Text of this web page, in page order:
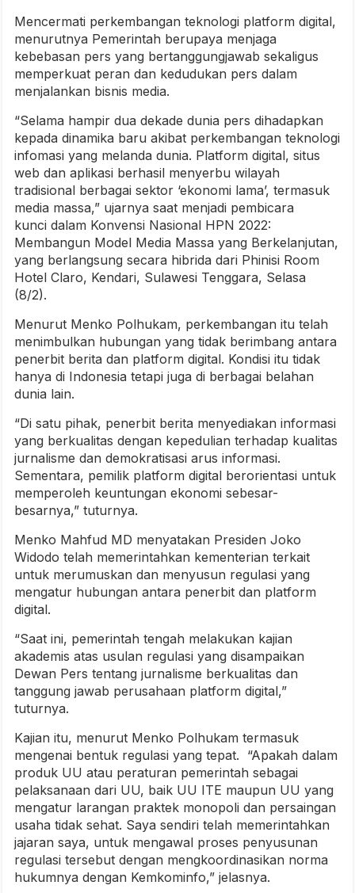
Mencermati perkembangan teknologi platform digital,
menurutnya Pemerintah berupaya menjaga
kebebasan pers yang bertanggungjawab sekaligus
memperkuat peran dan kedudukan pers dalam
menjalankan bisnis media.
“Selama hampir dua dekade dunia pers dihadapkan
kepada dinamika baru akibat perkembangan teknologi
infomasi yang melanda dunia. Platform digital, situs
web dan aplikasi berhasil menyerbu wilayah
tradisional berbagai sektor ‘ekonomi lama’, termasuk
media massa,” ujarnya saat menjadi pembicara
kunci dalam Konvensi Nasional HPN 2022:
Membangun Model Media Massa yang Berkelanjutan,
yang berlangsung secara hibrida dari Phinisi Room
Hotel Claro, Kendari, Sulawesi Tenggara, Selasa
(8/2).
Menurut Menko Polhukam, perkembangan itu telah
menimbulkan hubungan yang tidak berimbang antara
penerbit berita dan platform digital. Kondisi itu tidak
hanya di Indonesia tetapi juga di berbagai belahan
dunia lain.
“Di satu pihak, penerbit berita menyediakan informasi
yang berkualitas dengan kepedulian terhadap kualitas
jurnalisme dan demokratisasi arus informasi.
Sementara, pemilik platform digital berorientasi untuk
memperoleh keuntungan ekonomi sebesar-
besarnya,” tuturnya.
Menko Mahfud MD menyatakan Presiden Joko
Widodo telah memerintahkan kementerian terkait
untuk merumuskan dan menyusun regulasi yang
mengatur hubungan antara penerbit dan platform
digital.
“Saat ini, pemerintah tengah melakukan kajian
akademis atas usulan regulasi yang disampaikan
Dewan Pers tentang jurnalisme berkualitas dan
tanggung jawab perusahaan platform digital,”
tuturnya.
Kajian itu, menurut Menko Polhukam termasuk
mengenai bentuk regulasi yang tepat. “Apakah dalam
produk UU atau peraturan pemerintah sebagai
pelaksanaan dari UU, baik UU ITE maupun UU yang
mengatur larangan praktek monopoli dan persaingan
usaha tidak sehat. Saya sendiri telah memerintahkan
jajaran saya, untuk mengawal proses penyusunan
regulasi tersebut dengan mengkoordinasikan norma
hukumnya dengan Kemkominfo,” jelasnya.